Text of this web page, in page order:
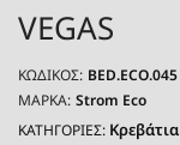
VEGAS
ΚΩΔΙΚΌΣ: BED.ECO.045
ΜΆΡΚΑ: Strom Eco
ΚΑΤΗΓΟΡΙΕΣ: Κρεβάτια